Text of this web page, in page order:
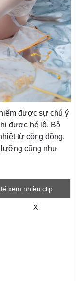
được sự chú ý
được hé lộ. Bộ
từ cộng đồng,
cũng như
xem nhiều clip
X